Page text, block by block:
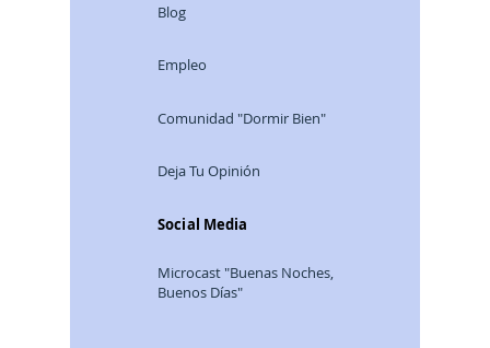
Blog
Empleo
Comunidad "Dormir Bien"
Deja Tu Opinión
Social Media
Microcast "Buenas Noches,
Buenos Días"